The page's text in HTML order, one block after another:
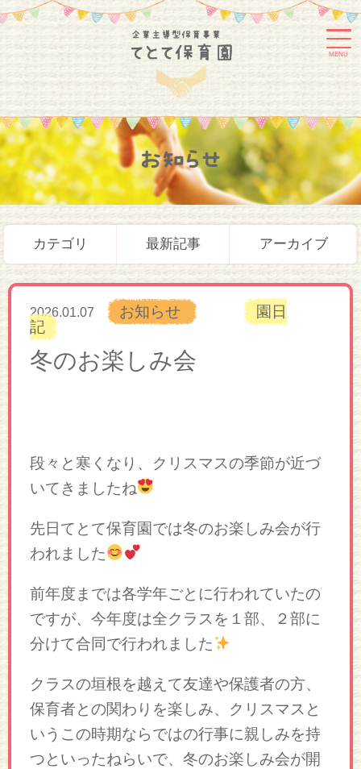
MENU
お知らせ
カテゴリ 最新記事 アーカイブ
2026.01.07 お知らせ
園日
記
冬のお楽しみ会
段々と寒くなり、クリスマスの季節が近づ
いてきましたね
先日てとて保育園では冬のお楽しみ会が行
われました
前年度までは各学年ごとに行われていたの
ですが、今年度は全クラスを１部、２部に
分けて合同で行われました
クラスの垣根を越えて友達や保護者の方、
保育者との関わりを楽しみ、クリスマスと
いうこの時期ならではの行事に親しみを持
つといったねらいで、冬のお楽しみ会が開